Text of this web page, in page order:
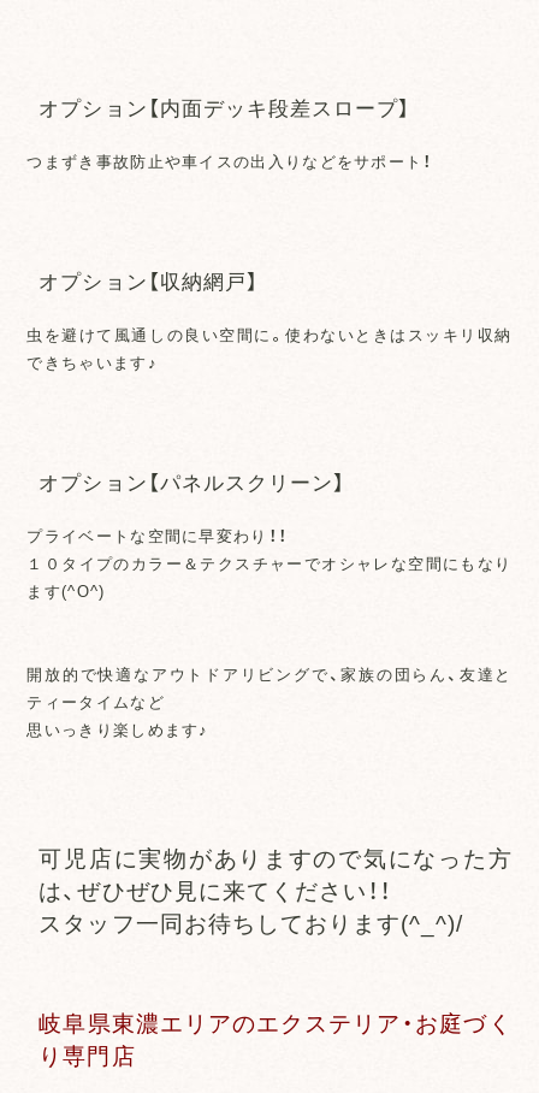
オプション【内面デッキ段差スロープ】
つまずき事故防止や車イスの出入りなどをサポート！
オプション【収納網戸】
虫を避けて風通しの良い空間に。使わないときはスッキリ収納
できちゃいます♪
オプション【パネルスクリーン】
プライベートな空間に早変わり！！
１０タイプのカラー＆テクスチャーでオシャレな空間にもなり
ます(^O^)
開放的で快適なアウトドアリビングで、家族の団らん、友達と
ティータイムなど
思いっきり楽しめます♪
可児店に実物がありますので気になった方
は、ぜひぜひ見に来てください！！
スタッフ一同お待ちしております(^_^)/
岐阜県東濃エリアのエクステリア・お庭づく
り専門店